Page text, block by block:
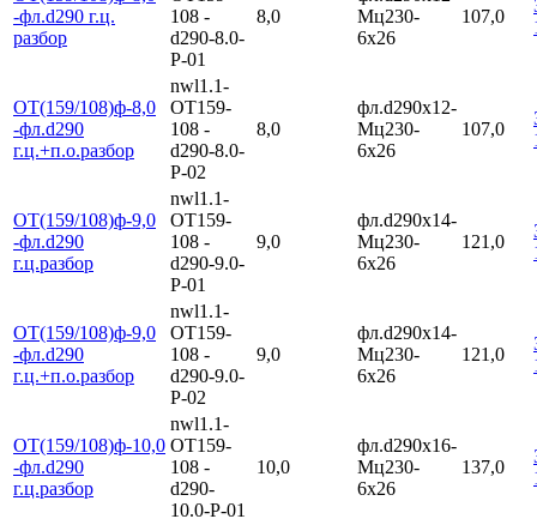
-фл.d290 г.ц.
разбор
108 -
d290-8.0-
Р-01
8,0
Мц230-
6х26
107,0
ОТ(159/108)ф-8,0
-фл.d290
г.ц.+п.о.разбор
nwl1.1-
ОТ159-
108 -
d290-8.0-
Р-02
8,0
фл.d290х12-
Мц230-
6х26
107,0
ОТ(159/108)ф-9,0
-фл.d290
г.ц.разбор
nwl1.1-
ОТ159-
108 -
d290-9.0-
Р-01
9,0
фл.d290х14-
Мц230-
6х26
121,0
ОТ(159/108)ф-9,0
-фл.d290
г.ц.+п.о.разбор
nwl1.1-
ОТ159-
108 -
d290-9.0-
Р-02
9,0
фл.d290х14-
Мц230-
6х26
121,0
ОТ(159/108)ф-10,0
-фл.d290
г.ц.разбор
nwl1.1-
ОТ159-
108 -
d290-
10.0-Р-01
10,0
фл.d290х16-
Мц230-
6х26
137,0